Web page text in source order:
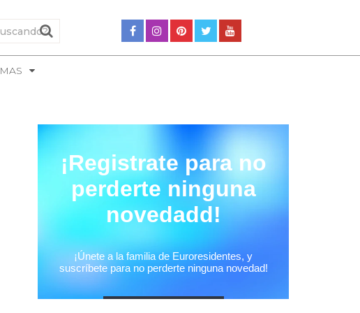
MAS